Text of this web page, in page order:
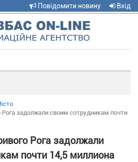
Повідомити новину Вхід
navigation
Рога задолжали своим сотрудникам почти
Рога задолжали
почти 14,5 миллиона